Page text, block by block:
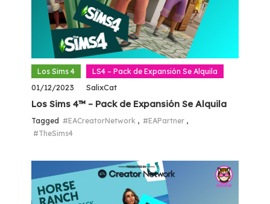
Los Sims 4 LS4 – Pack de Expansión Se Alquila
01/12/2023 SalixCat
Los Sims 4™ – Pack de Expansión Se Alquila
Tagged #EACreatorNetwork , #EAPartner ,
#TheSims4